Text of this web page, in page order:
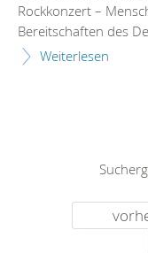
Rockkonzert –
Bereitschaften des
Weiterlesen